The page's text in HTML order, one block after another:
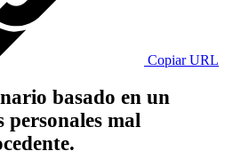
Copiar URL
basado en un
personales mal